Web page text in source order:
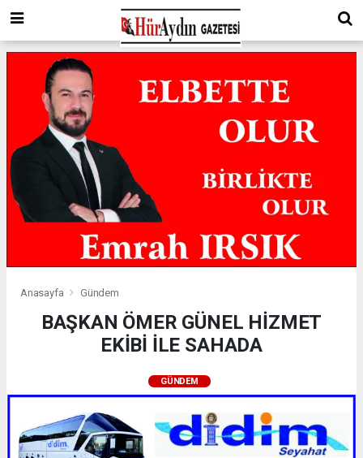
Anasayfa Gündem
BAŞKAN ÖMER GÜNEL HİZMET
EKİBİ İLE SAHADA
GÜNDEM